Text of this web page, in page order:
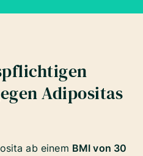
Adipositas
ab einem BMI von 30